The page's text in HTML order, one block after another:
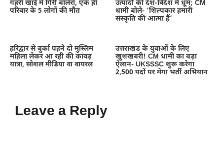
गहरी खाई में गिरी बोलेरो, एक ही
परिवार के 5 लोगों की मौत
उत्पादों की देश-विदेश में धूम; CM
धामी बोले- ‘शिल्पकार हमारी
संस्कृति की आत्मा हैं’
हरिद्वार से बुर्का पहने दो मुस्लिम
महिला लेकर आ रही की कांवड़
यात्रा, सोशल मीडिया वा वायरल
उत्तराखंड के युवाओं के लिए
खुशखबरी! CM धामी का बड़ा
ऐलान- UKSSSC शुरू करेगा
2,500 पदों पर मेगा भर्ती अभियान
Leave a Reply